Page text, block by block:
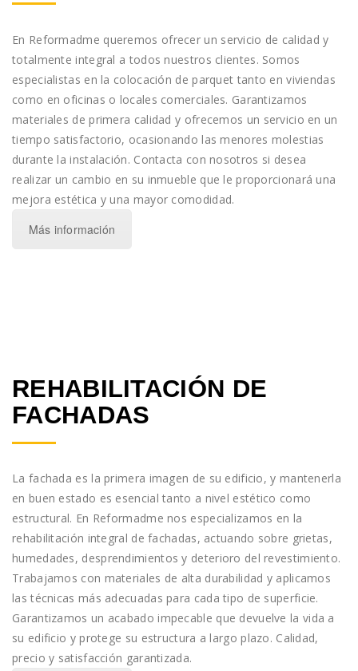
En Reformadme queremos ofrecer un servicio de calidad y
totalmente integral a todos nuestros clientes. Somos
especialistas en la colocación de parquet tanto en viviendas
como en oficinas o locales comerciales. Garantizamos
materiales de primera calidad y ofrecemos un servicio en un
tiempo satisfactorio, ocasionando las menores molestias
durante la instalación. Contacta con nosotros si desea
realizar un cambio en su inmueble que le proporcionará una
mejora estética y una mayor comodidad.
Más información
REHABILITACIÓN DE
FACHADAS
La fachada es la primera imagen de su edificio, y mantenerla
en buen estado es esencial tanto a nivel estético como
estructural. En Reformadme nos especializamos en la
rehabilitación integral de fachadas, actuando sobre grietas,
humedades, desprendimientos y deterioro del revestimiento.
Trabajamos con materiales de alta durabilidad y aplicamos
las técnicas más adecuadas para cada tipo de superficie.
Garantizamos un acabado impecable que devuelve la vida a
su edificio y protege su estructura a largo plazo. Calidad,
precio y satisfacción garantizada.